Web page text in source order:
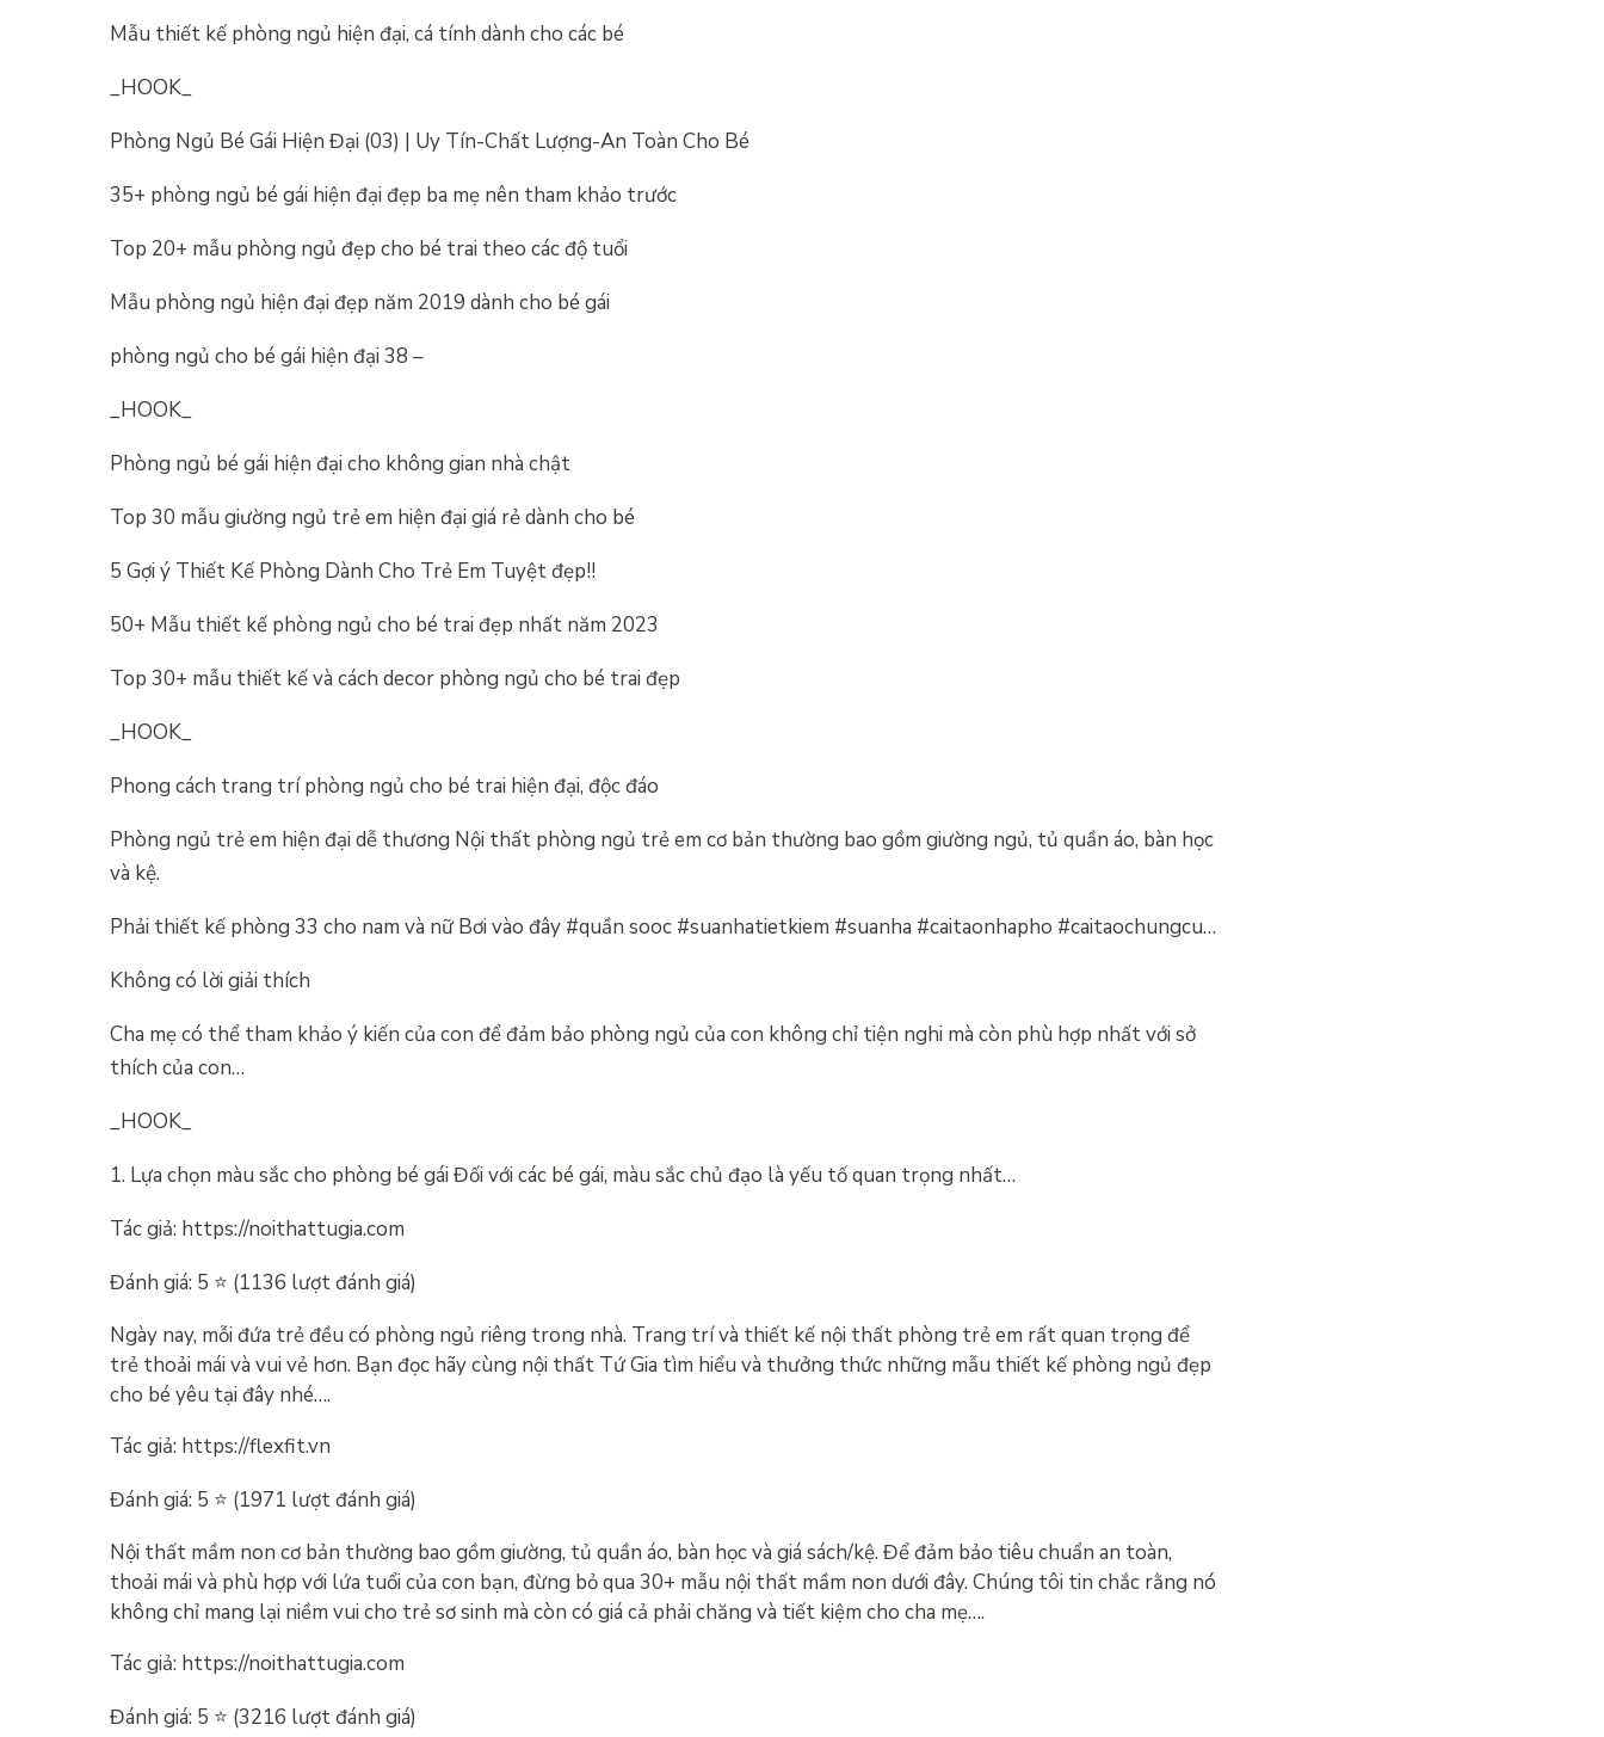
Mẫu thiết kế phòng ngủ hiện đại, cá tính dành cho các bé
_HOOK_
Phòng Ngủ Bé Gái Hiện Đại (03) | Uy Tín-Chất Lượng-An Toàn Cho Bé
35+ phòng ngủ bé gái hiện đại đẹp ba mẹ nên tham khảo trước
Top 20+ mẫu phòng ngủ đẹp cho bé trai theo các độ tuổi
Mẫu phòng ngủ hiện đại đẹp năm 2019 dành cho bé gái
phòng ngủ cho bé gái hiện đại 38 –
_HOOK_
Phòng ngủ bé gái hiện đại cho không gian nhà chật
Top 30 mẫu giường ngủ trẻ em hiện đại giá rẻ dành cho bé
5 Gợi ý Thiết Kế Phòng Dành Cho Trẻ Em Tuyệt đẹp!!
50+ Mẫu thiết kế phòng ngủ cho bé trai đẹp nhất năm 2023
Top 30+ mẫu thiết kế và cách decor phòng ngủ cho bé trai đẹp
_HOOK_
Phong cách trang trí phòng ngủ cho bé trai hiện đại, độc đáo
Phòng ngủ trẻ em hiện đại dễ thương Nội thất phòng ngủ trẻ em cơ bản thường bao gồm giường ngủ, tủ quần áo, bàn học
và kệ.
Phải thiết kế phòng 33 cho nam và nữ Bơi vào đây #quần sooc #suanhatietkiem #suanha #caitaonhapho #caitaochungcu…
Không có lời giải thích
Cha mẹ có thể tham khảo ý kiến ​​của con để đảm bảo phòng ngủ của con không chỉ tiện nghi mà còn phù hợp nhất với sở
thích của con…
_HOOK_
1. Lựa chọn màu sắc cho phòng bé gái Đối với các bé gái, màu sắc chủ đạo là yếu tố quan trọng nhất…
Tác giả: https://noithattugia.com
Đánh giá: 5 ⭐ (1136 lượt đánh giá)
Ngày nay, mỗi đứa trẻ đều có phòng ngủ riêng trong nhà. Trang trí và thiết kế nội thất phòng trẻ em rất quan trọng để
trẻ thoải mái và vui vẻ hơn. Bạn đọc hãy cùng nội thất Tứ Gia tìm hiểu và thưởng thức những mẫu thiết kế phòng ngủ đẹp
cho bé yêu tại đây nhé….
Tác giả: https://flexfit.vn
Đánh giá: 5 ⭐ (1971 lượt đánh giá)
Nội thất mầm non cơ bản thường bao gồm giường, tủ quần áo, bàn học và giá sách/kệ. Để đảm bảo tiêu chuẩn an toàn,
thoải mái và phù hợp với lứa tuổi của con bạn, đừng bỏ qua 30+ mẫu nội thất mầm non dưới đây. Chúng tôi tin chắc rằng nó
không chỉ mang lại niềm vui cho trẻ sơ sinh mà còn có giá cả phải chăng và tiết kiệm cho cha mẹ….
Tác giả: https://noithattugia.com
Đánh giá: 5 ⭐ (3216 lượt đánh giá)